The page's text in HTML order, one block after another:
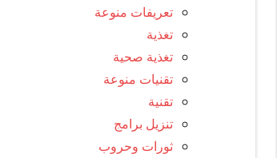
تعريفات منوعة
تغذية
تغذية صحية
تقنيات منوعة
تقنية
تنزيل برامج
ثورات وحروب